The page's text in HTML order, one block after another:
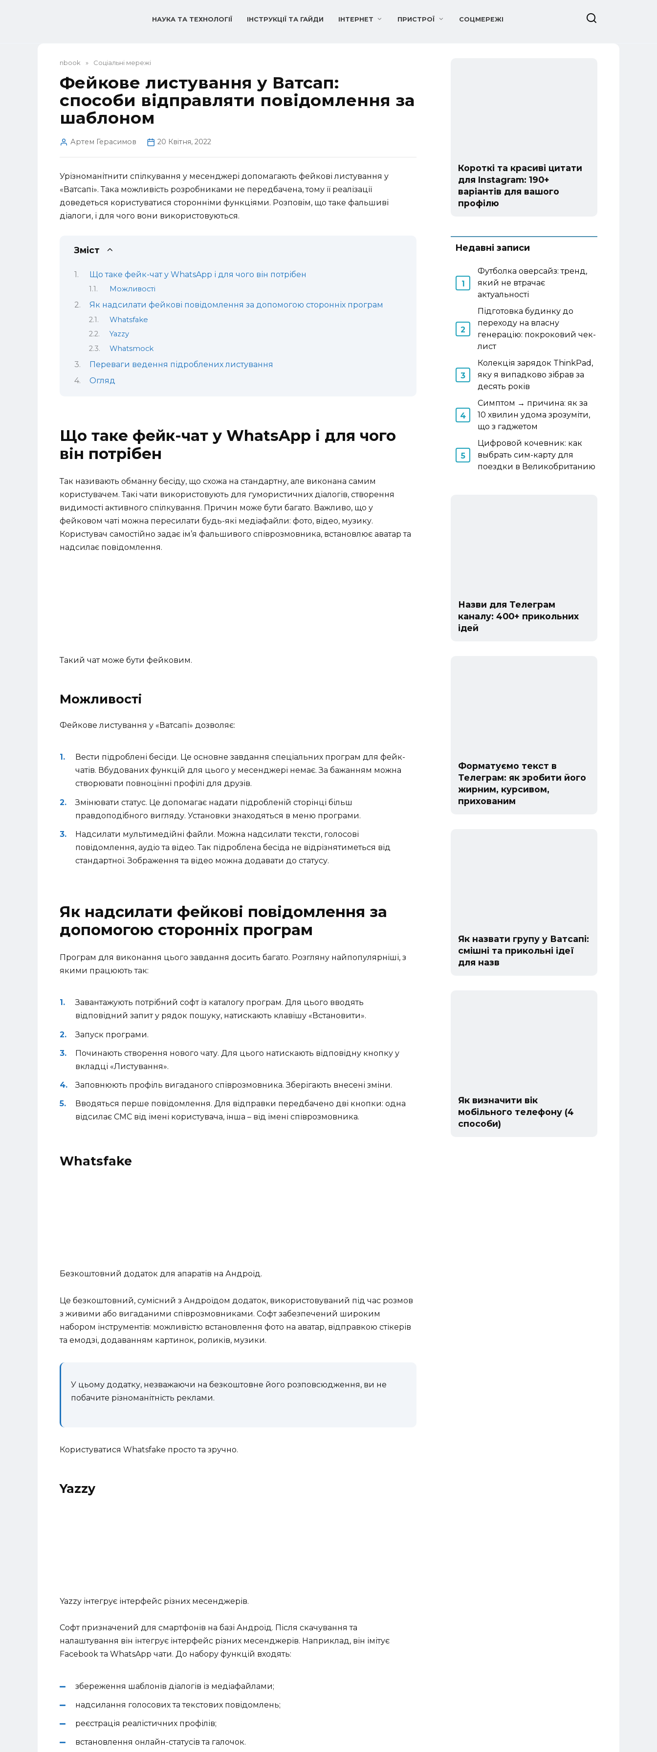
НАУКА ТА ТЕХНОЛОГІЇ ІНСТРУКЦІЇ ТА ГАЙДИ ІНТЕРНЕТ ПРИСТРОЇ СОЦМЕРЕЖІ
nbook » Соціальні мережі
Фейкове листування у Ватсап:
способи відправляти повідомлення за
шаблоном
Артем Герасимов 20 Квітня, 2022
Урізноманітнити спілкування у месенджері допомагають фейкові листування у
«Ватсапі». Така можливість розробниками не передбачена, тому її реалізації
доведеться користуватися сторонніми функціями. Розповім, що таке фальшиві
діалоги, і для чого вони використовуються.
Зміст
Що таке фейк-чат у WhatsApp і для чого він потрібен
Можливості
Як надсилати фейкові повідомлення за допомогою сторонніх програм
Whatsfake
Yazzy
Whatsmock
Переваги ведення підроблених листування
Огляд
Що таке фейк-чат у WhatsApp і для чого
він потрібен
Так називають обманну бесіду, що схожа на стандартну, але виконана самим
користувачем. Такі чати використовують для гумористичних діалогів, створення
видимості активного спілкування. Причин може бути багато. Важливо, що у
фейковом чаті можна пересилати будь-які медіафайли: фото, відео, музику.
Користувач самостійно задає ім’я фальшивого співрозмовника, встановлює аватар та
надсилає повідомлення.
Такий чат може бути фейковим.
Можливості
Фейкове листування у «Ватсапі» дозволяє:
Вести підроблені бесіди. Це основне завдання спеціальних програм для фейк-
чатів. Вбудованих функцій для цього у месенджері немає. За бажанням можна
створювати повноцінні профілі для друзів.
Змінювати статус. Це допомагає надати підробленій сторінці більш
правдоподібного вигляду. Установки знаходяться в меню програми.
Надсилати мультимедійні файли. Можна надсилати тексти, голосові
повідомлення, аудіо та відео. Так підроблена бесіда не відрізнятиметься від
стандартної. Зображення та відео можна додавати до статусу.
Як надсилати фейкові повідомлення за
допомогою сторонніх програм
Програм для виконання цього завдання досить багато. Розгляну найпопулярніші, з
якими працюють так:
Завантажують потрібний софт із каталогу програм. Для цього вводять
відповідний запит у рядок пошуку, натискають клавішу «Встановити».
Запуск програми.
Починають створення нового чату. Для цього натискають відповідну кнопку у
вкладці «Листування».
Заповнюють профіль вигаданого співрозмовника. Зберігають внесені зміни.
Вводяться перше повідомлення. Для відправки передбачено дві кнопки: одна
відсилає СМС від імені користувача, інша – від імені співрозмовника.
Whatsfake
Безкоштовний додаток для апаратів на Андроїд.
Це безкоштовний, сумісний з Андроїдом додаток, використовуваний під час розмов
з живими або вигаданими співрозмовниками. Софт забезпечений широким
набором інструментів: можливістю встановлення фото на аватар, відправкою стікерів
та емодзі, додаванням картинок, роликів, музики.
У цьому додатку, незважаючи на безкоштовне його розповсюдження, ви не
побачите різноманітність реклами.
Користуватися Whatsfake просто та зручно.
Yazzy
Yazzy інтегрує інтерфейс різних месенджерів.
Софт призначений для смартфонів на базі Андроїд. Після скачування та
налаштування він інтегрує інтерфейс різних месенджерів. Наприклад, він імітує
Facebook та WhatsApp чати. До набору функцій входять:
збереження шаблонів діалогів із медіафайлами;
надсилання голосових та текстових повідомлень;
реєстрація реалістичних профілів;
встановлення онлайн-статусів та галочок.
Короткі та красиві цитати
для Instagram: 190+
варіантів для вашого
профілю
Недавні записи
Футболка оверсайз: тренд,
який не втрачає
актуальності
Підготовка будинку до
переходу на власну
генерацію: покроковий чек-
лист
Колекція зарядок ThinkPad,
яку я випадково зібрав за
десять років
Симптом → причина: як за
10 хвилин удома зрозуміти,
що з гаджетом
Цифровой кочевник: как
выбрать сим-карту для
поездки в Великобританию
Назви для Телеграм
каналу: 400+ прикольних
ідей
Форматуємо текст в
Телеграм: як зробити його
жирним, курсивом,
прихованим
Як назвати групу у Ватсапі:
смішні та прикольні ідеї
для назв
Як визначити вік
мобільного телефону (4
способи)